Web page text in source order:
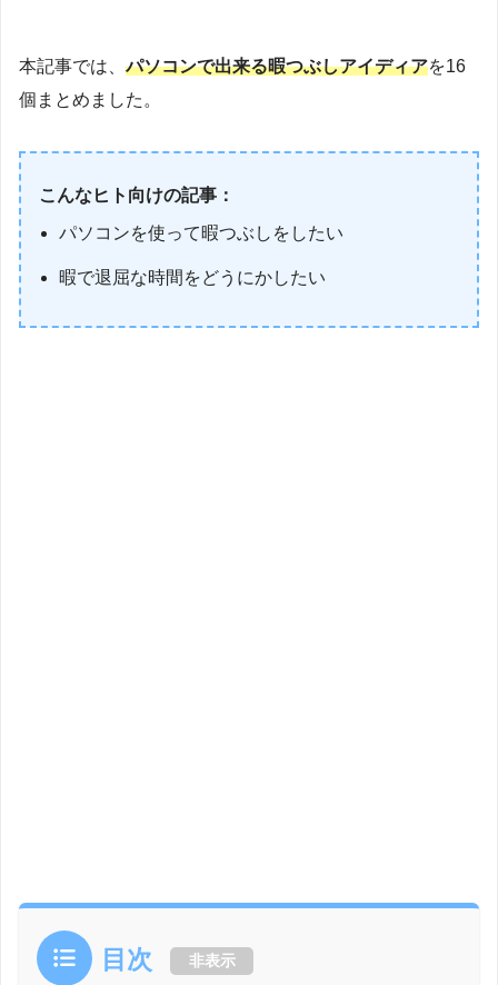
本記事では、 パソコンで出来る暇つぶしアイディアを16
個まとめました。
こんなヒト向けの記事：
パソコンを使って暇つぶしをしたい
暇で退屈な時間をどうにかしたい
目次 非表示